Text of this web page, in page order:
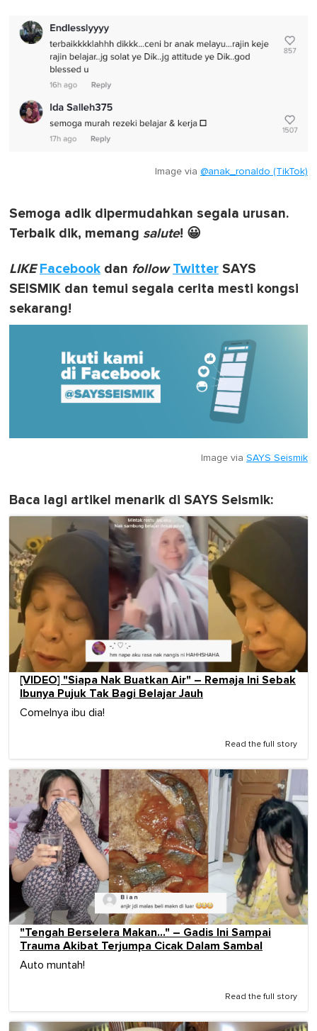
Image via @anak_ronaldo (TikTok)
Semoga adik dipermudahkan segala urusan.
Terbaik dik, memang salute! 😀
LIKE Facebook dan follow Twitter SAYS
SEISMIK dan temui segala cerita mesti kongsi
sekarang!
Image via SAYS Seismik
Baca lagi artikel menarik di SAYS Seismik:
[VIDEO] "Siapa Nak Buatkan Air" – Remaja Ini Sebak
Ibunya Pujuk Tak Bagi Belajar Jauh
Comelnya ibu dia!
Read the full story
"Tengah Berselera Makan…" – Gadis Ini Sampai
Trauma Akibat Terjumpa Cicak Dalam Sambal
Auto muntah!
Read the full story